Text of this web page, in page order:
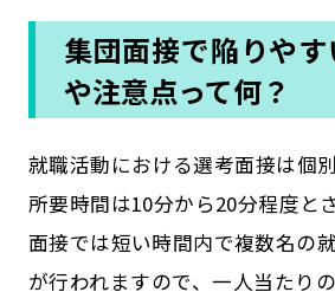
集団面接で陥りや
や注意点って何？
就職活動における選考面接は個
所要時間は10分から20分程度と
面接では短い時間内で複数名の
が行われますので、一人当たり